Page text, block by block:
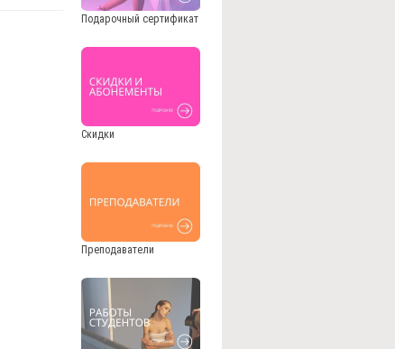
Подарочный сертификат
Скидки
Преподаватели